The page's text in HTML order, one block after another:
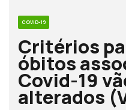
COVID-19
Critérios
óbitos
Covid-19
alterados